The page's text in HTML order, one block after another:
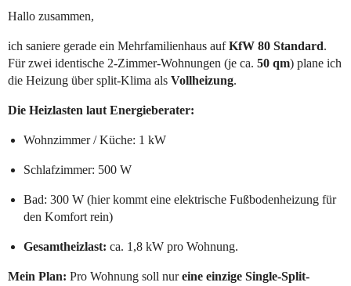
Hallo zusammen,
ich saniere gerade ein Mehrfamilienhaus aufKfW 80 Standard.
Für zwei identische 2-Zimmer-Wohnungen (je ca. 50 qm) plane ich
die Heizung über split-Klima als Vollheizung.
Die Heizlasten laut Energieberater:
Wohnzimmer / Küche: 1 kW
Schlafzimmer: 500 W
Bad: 300 W (hier kommt eine elektrische Fußbodenheizung für
den Komfort rein)
Gesamtheizlast: ca. 1,8 kW pro Wohnung.
Mein Plan: Pro Wohnung soll nureine einzige Single-Split-